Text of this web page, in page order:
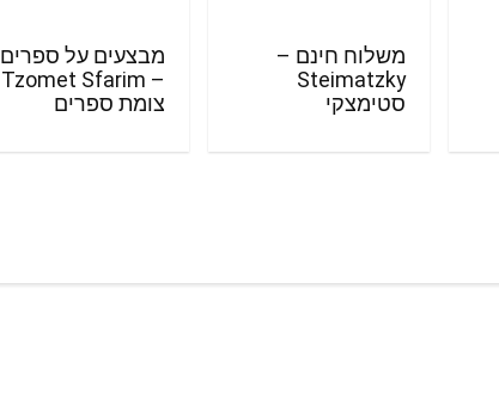
משלוח חינם –
Steimatzky
סטימצקי
מבצעים על ספרים
– Tzomet Sfarim
צומת ספרים